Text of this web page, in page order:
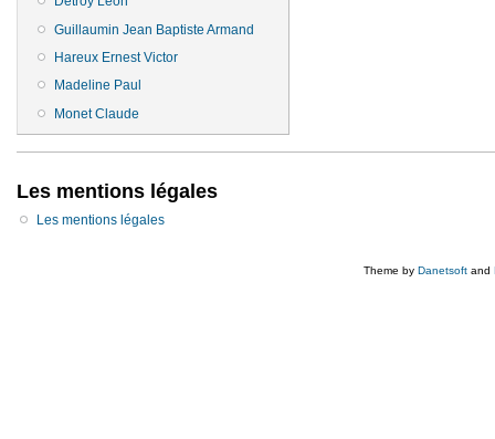
Guillaumin Jean Baptiste Armand
Hareux Ernest Victor
Madeline Paul
Monet Claude
Les mentions légales
Les mentions légales
Theme by Danetsoft and